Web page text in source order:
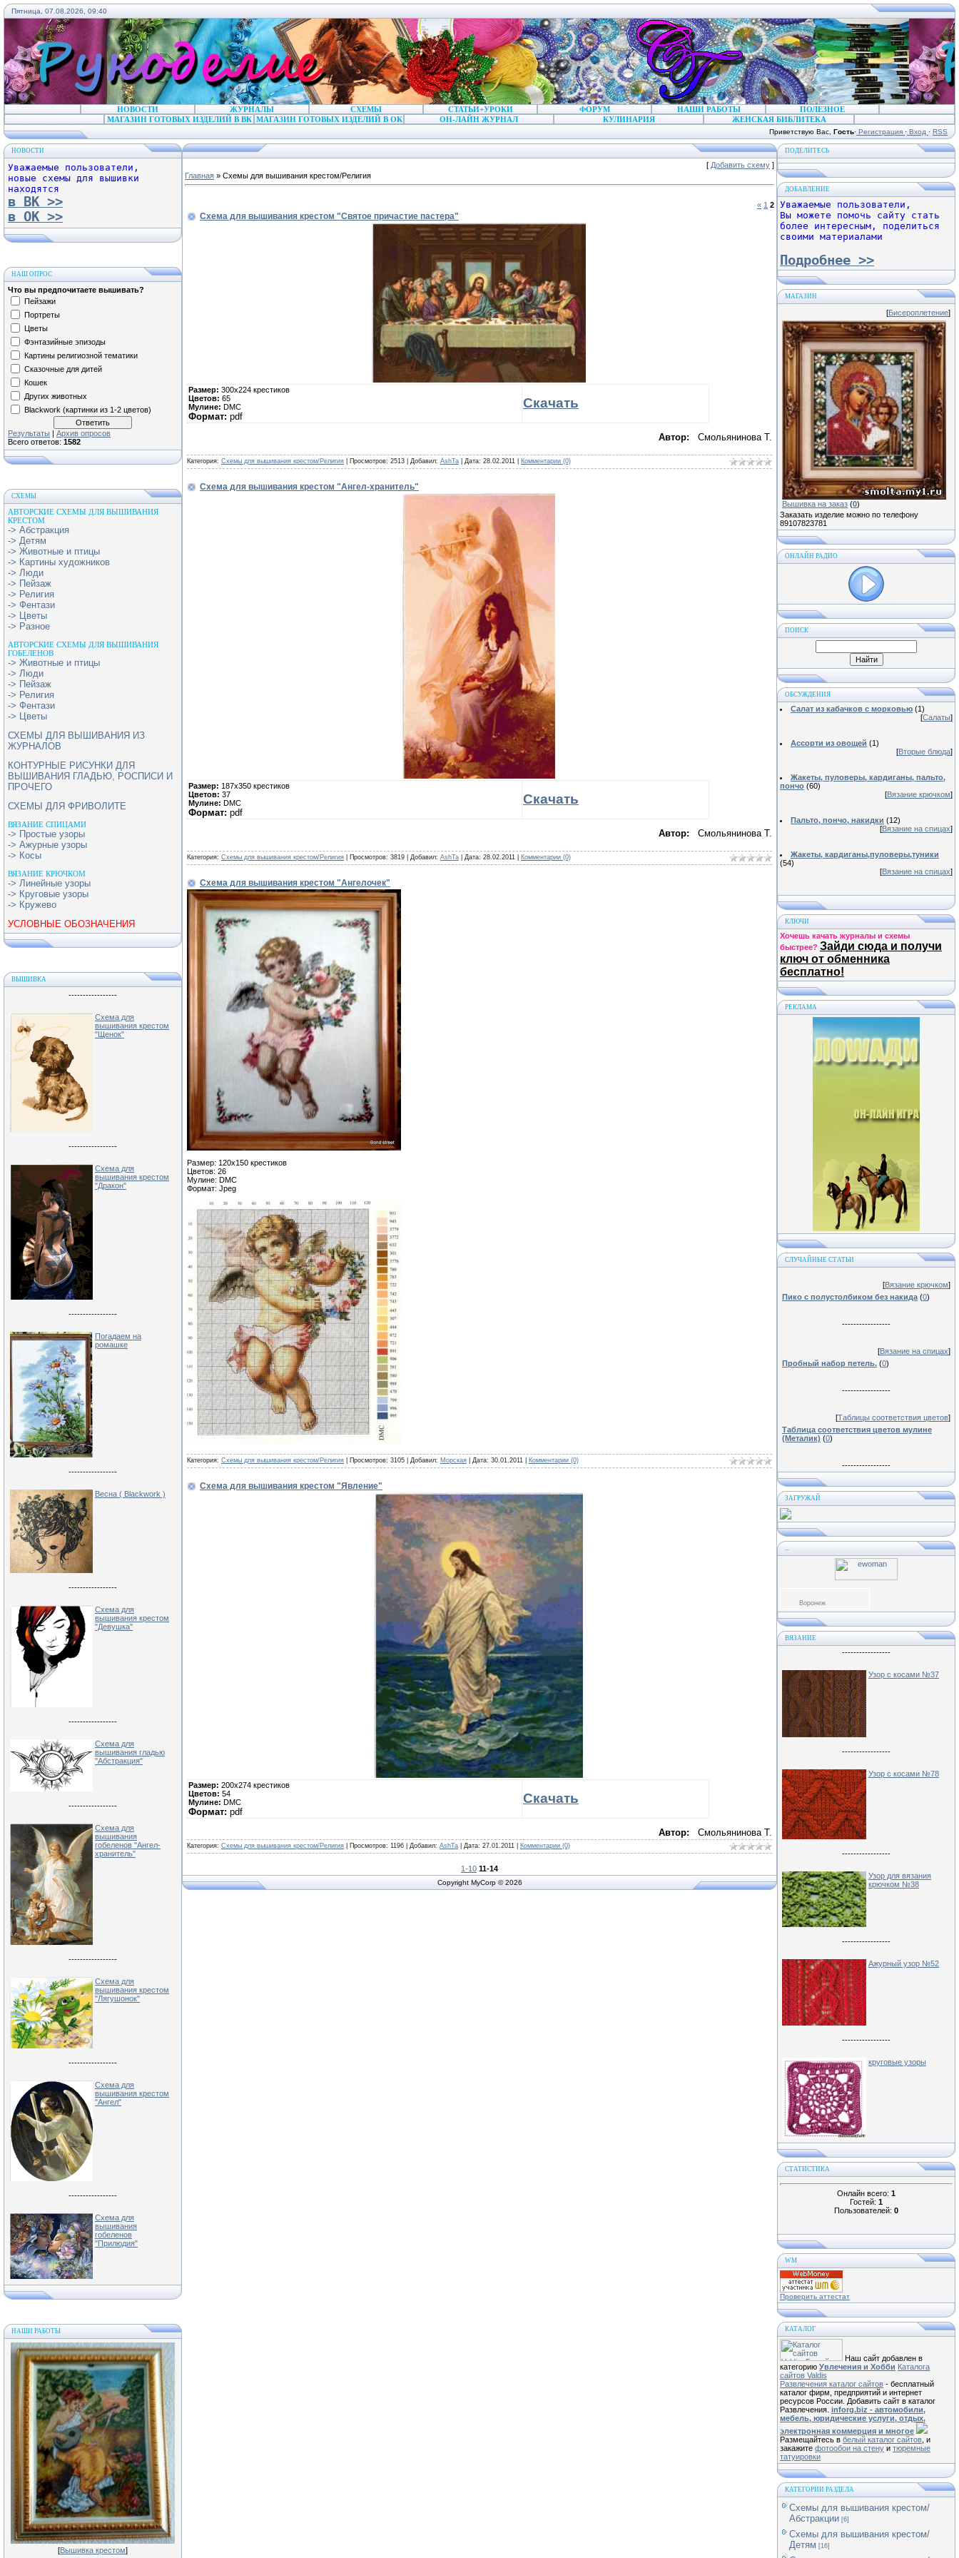
Пятница, 07.08.2026, 09:40
НОВОСТИ ЖУРНАЛЫ СХЕМЫ СТАТЬИ+УРОКИ ФОРУМ НАШИ РАБОТЫ
ПОЛЕЗНОЕ
МАГАЗИН ГОТОВЫХ ИЗДЕЛИЙ В ВК МАГАЗИН ГОТОВЫХ ИЗДЕЛИЙ В ОК ОН-ЛАЙН ЖУРНАЛ КУЛИНАРИЯ ЖЕНСКАЯ БИБЛИТЕКА
Приветствую Вас Гость· Регистрация · Вход · RSS
НОВОСТИ
Уважаемые пользователи,
новые схемы для вышивки
находятся
в ВК >>
в ОК >>
НАШ ОПРОС
Что вы предпочитаете вышивать?
Пейзажи
Портреты
Цветы
Фэнтазийные эпизоды
Картины религиозной тематики
Сказочные для дитей
Кошек
Других животных
Blackwork (картинки из 1-2 цветов)
Результаты | Архив опросов
Всего ответов: 1582
СХЕМЫ
АВТОРСКИЕ СХЕМЫ ДЛЯ ВЫШИВАНИЯ
КРЕСТОМ
-> Абстракция
-> Детям
-> Животные и птицы
-> Картины художников
-> Люди
-> Пейзаж
-> Религия
-> Фентази
-> Цветы
-> Разное
АВТОРСКИЕ СХЕМЫ ДЛЯ ВЫШИВАНИЯ
ГОБЕЛЕНОВ
-> Животные и птицы
-> Люди
-> Пейзаж
-> Религия
-> Фентази
-> Цветы
СХЕМЫ ДЛЯ ВЫШИВАНИЯ ИЗ
ЖУРНАЛОВ
КОНТУРНЫЕ РИСУНКИ ДЛЯ
ВЫШИВАНИЯ ГЛАДЬЮ, РОСПИСИ И
ПРОЧЕГО
СХЕМЫ ДЛЯ ФРИВОЛИТЕ
ВЯЗАНИЕ СПИЦАМИ
-> Простые узоры
-> Ажурные узоры
-> Косы
ВЯЗАНИЕ КРЮЧКОМ
-> Линейные узоры
-> Круговые узоры
-> Кружево
УСЛОВНЫЕ ОБОЗНАЧЕНИЯ
ВЫШИВКА
-----------------
Схема для
вышивания крестом
"Щенок"
-----------------
Схема для
вышивания крестом
"Дракон"
-----------------
Погадаем на
ромашке
-----------------
Весна ( Blackwork )
-----------------
Схема для
вышивания крестом
"Девушка"
-----------------
Схема для
вышивания гладью
"Абстракция"
-----------------
Схема для
вышивания
гобеленов "Ангел-
хранитель"
-----------------
Схема для
вышивания крестом
"Лягушонок"
-----------------
Схема для
вышивания крестом
"Ангел"
-----------------
Схема для
вышивания
гобеленов
"Прилюдия"
НАШИ РАБОТЫ
[Вышивка крестом]
[ Добавить схему ]
Главная » Схемы для вышивания крестом/Религия
« 1 2
Схема для вышивания крестом "Святое причастие пастера"
Размер: 300х224 крестиков
Цветов: 65
Мулине: DMC
Формат: pdf
Скачать
Автор: Смольянинова Т.
Категория: Схемы для вышивания крестом/Религия | Просмотров: 2513 | Добавил: AshTa | Дата: 28.02.2011 Комментарии (0)
Схема для вышивания крестом "Ангел-хранитель"
Размер: 187х350 крестиков
Цветов: 37
Мулине: DMC
Формат: pdf
Скачать
Автор: Смольянинова Т.
Категория: Схемы для вышивания крестом/Религия | Просмотров: 3819 | Добавил: AshTa | Дата: 28.02.2011 Комментарии (0)
Схема для вышивания крестом "Ангелочек"
Размер: 120х150 крестиков
Цветов: 26
Мулине: DMC
Формат: Jpeg
Категория: Схемы для вышивания крестом/Религия | Просмотров: 3105 | Добавил: Морская | Дата: 30.01.2011 Комментарии (0)
Схема для вышивания крестом "Явление"
Размер: 200х274 крестиков
Цветов: 54
Мулине: DMC
Формат: pdf
Скачать
Автор: Смольянинова Т.
Категория: Схемы для вышивания крестом/Религия | Просмотров: 1196 | Добавил: AshTa | Дата: 27.01.2011 Комментарии (0)
1-10 11-14
Copyright MyCorp © 2026
ПОДЕЛИТЕСЬ
ДОБАВЛЕНИЕ
Уважаемые пользователи,
Вы можете помочь сайту стать
более интересным, поделиться
своими материалами
Подробнее >>
МАГАЗИН
[Бисероплетение]
Вышивка на заказ (0)
Заказать изделие можно по телефону
89107823781
ОНЛАЙН РАДИО
ПОИСК
ОБСУЖДЕНИЯ
Салат из кабачков с морковью (1)
[Салаты]
Ассорти из овощей (1)
[Вторые блюда]
Жакеты, пуловеры, кардиганы, пальто,
пончо (60)
[Вязание крючком]
Пальто, пончо, накидки (12)
[Вязание на спицах]
Жакеты, кардиганы,пуловеры,туники
(54)
[Вязание на спицах]
КЛЮЧИ
Хочешь качать журналы и схемы
быстрее? Зайди сюда и получи
ключ от обменника
бесплатно!
РЕКЛАМА
СЛУЧАЙНЫЕ СТАТЬИ
[Вязание крючком]
Пико с полустолбиком без накида (0)
-----------------
[Вязание на спицах]
Пробный набор петель. (0)
-----------------
[Таблицы соответствия цветов]
Таблица соответствия цветов мулине
(Металик) (0)
-----------------
ЗАГРУЖАЙ
...
Воронеж
ВЯЗАНИЕ
-----------------
Узор с косами №37
-----------------
Узор с косами №78
-----------------
Узор для вязания
крючком №38
-----------------
Ажурный узор №52
-----------------
круговые узоры
СТАТИСТИКА
Онлайн всего: 1
Гостей: 1
Пользователей: 0
WM
Проверить аттестат
КАТАЛОГ
Наш сайт добавлен в
категорию Увлечения и Хобби Каталога
сайтов Valdis
Развлечения каталог сайтов - бесплатный
каталог фирм, предприятий и интернет
ресурсов России. Добавить сайт в каталог
Развлечения. inforg.biz - автомобили,
мебель, юридические услуги, отдых,
электронная коммерция и многое
Размещайтесь в белый каталог сайтов , и
закажите фотообои на стену и тюремные
татуировки
КАТЕГОРИИ РАЗДЕЛА
Схемы для вышивания крестом/
Абстракции [6]
Схемы для вышивания крестом/
Детям [16]